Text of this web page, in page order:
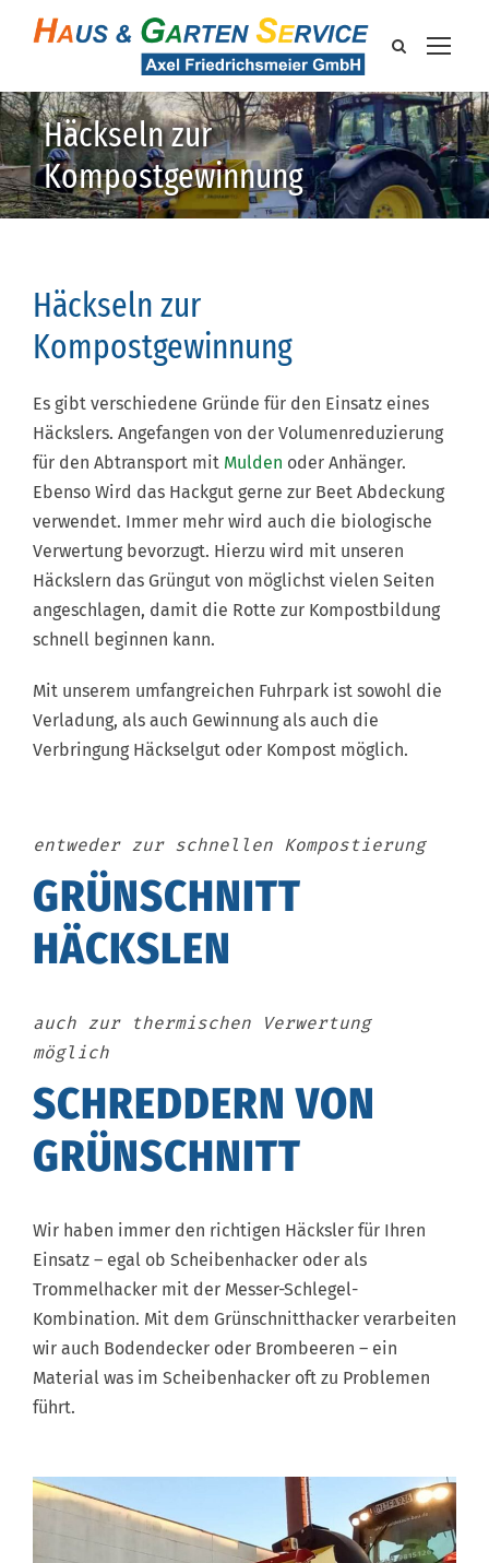
Häckseln zur
Kompostgewinnung
Häckseln zur
Kompostgewinnung
Es gibt verschiedene Gründe für den Einsatz eines
Häckslers. Angefangen von der Volumenreduzierung
für den Abtransport mit Mulden oder Anhänger.
Ebenso Wird das Hackgut gerne zur Beet Abdeckung
verwendet. Immer mehr wird auch die biologische
Verwertung bevorzugt. Hierzu wird mit unseren
Häckslern das Grüngut von möglichst vielen Seiten
angeschlagen, damit die Rotte zur Kompostbildung
schnell beginnen kann.
Mit unserem umfangreichen Fuhrpark ist sowohl die
Verladung, als auch Gewinnung als auch die
Verbringung Häckselgut oder Kompost möglich.
entweder zur schnellen Kompostierung
GRÜNSCHNITT
HÄCKSLEN
auch zur thermischen Verwertung
möglich
SCHREDDERN VON
GRÜNSCHNITT
Wir haben immer den richtigen Häcksler für Ihren
Einsatz – egal ob Scheibenhacker oder als
Trommelhacker mit der Messer-Schlegel-
Kombination. Mit dem Grünschnitthacker verarbeiten
wir auch Bodendecker oder Brombeeren – ein
Material was im Scheibenhacker oft zu Problemen
führt.